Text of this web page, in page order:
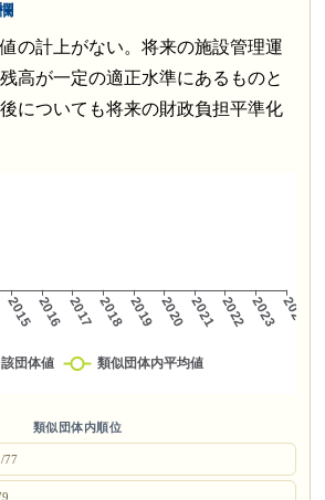
の計上がない。将来の施設管理運
高が一定の適正水準にあるものと
についても将来の財政負担平準化
類似団体内順位
77